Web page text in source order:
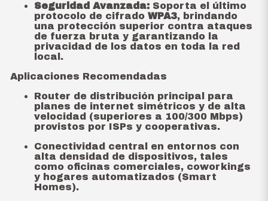
Seguridad Avanzada:Soporta el último
protocolo de cifrado WPA3, brindando
una protección superior contra ataques
de fuerza bruta y garantizando la
privacidad de los datos en toda la red
local.
Aplicaciones Recomendadas
Router de distribución principal para
planes de internet simétricos y de alta
velocidad (superiores a 100/300 Mbps)
provistos por ISPs y cooperativas.
Conectividad central en entornos con
alta densidad de dispositivos, tales
como oficinas comerciales, coworkings
y hogares automatizados (Smart
Homes).